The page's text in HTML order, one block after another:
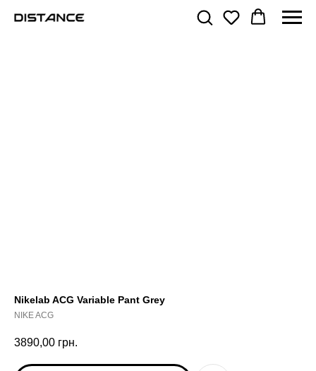
Nikelab ACG Variable Pant Grey
NIKE ACG
3890,00 грн.